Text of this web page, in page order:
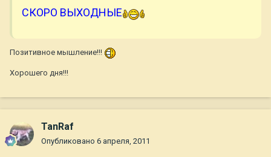
СКОРО ВЫХОДНЫЕ
Позитивное мышление!!!
Хорошего дня!!!
TanRaf
Опубликовано 6 апреля, 2011